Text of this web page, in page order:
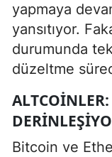
yapmaya
yansıtıyor.
durumunda
düzeltme
Bitcoin ve